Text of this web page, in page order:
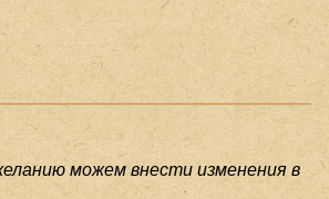
можем внести изменения в